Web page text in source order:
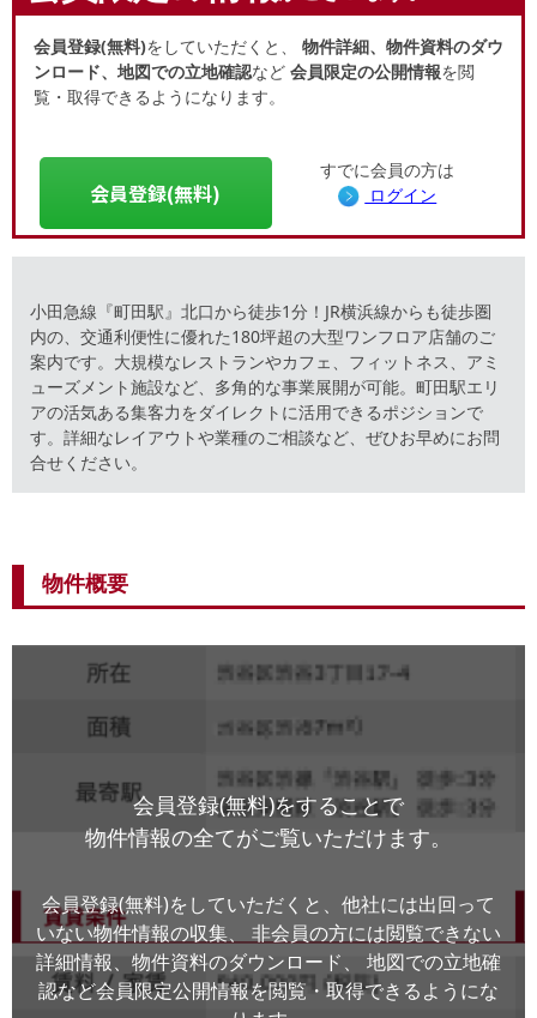
会員登録(無料)をしていただくと、 物件詳細、物件資料のダウ
ンロード、地図での立地確認など 会員限定の公開情報を閲
覧・取得できるようになります。
会員登録(無料)
すでに会員の方は
ログイン
小田急線『町田駅』北口から徒歩1分！JR横浜線からも徒歩圏
内の、交通利便性に優れた180坪超の大型ワンフロア店舗のご
案内です。大規模なレストランやカフェ、フィットネス、アミ
ューズメント施設など、多角的な事業展開が可能。町田駅エリ
アの活気ある集客力をダイレクトに活用できるポジションで
す。詳細なレイアウトや業種のご相談など、ぜひお早めにお問
合せください。
物件概要
会員登録(無料)をすることで
物件情報の全てがご覧いただけます。
会員登録(無料)をしていただくと、他社には出回って
いない物件情報の収集、
非会員の方には閲覧できない
詳細情報、物件資料のダウンロード、
地図での立地確
認など会員限定公開情報を閲覧・取得できるようにな